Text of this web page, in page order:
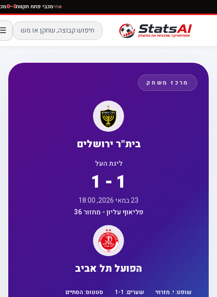
חימכבי פתח תקווה0–0
☰
מרכז משחק
בית"ר ירושלים
ליגת העל
1 - 1
23 במאי 2026, 18:00
פליאוף עליון - מחזור 36
הפועל תל אביב
שופט:י. מזרחי שערים: 1 -1 סטטוס:הסתיים